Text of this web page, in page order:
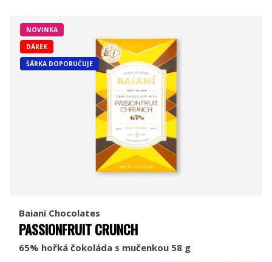
NOVINKA
DÁREK
ŠÁRKA DOPORUČUJE
Baianí Chocolates
PASSIONFRUIT CRUNCH
65% hořká čokoláda s mučenkou 58 g